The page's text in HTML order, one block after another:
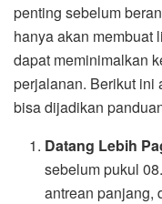
penting sebelum
hanya akan membuat
dapat meminimalkan
perjalanan. Berikut ini
bisa dijadikan
Datang Lebih
sebelum pukul
antrean panjang,